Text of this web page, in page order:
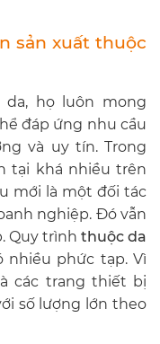
sản xuất thuộc
da, họ luôn mong
đáp ứng nhu cầu
và uy tín. Trong
tại khá nhiều trên
mới là một đối tác
nghiệp. Đó vẫn
Quy trình thuộc da
nhiều phức tạp. Vì
các trang thiết bị
số lượng lớn theo